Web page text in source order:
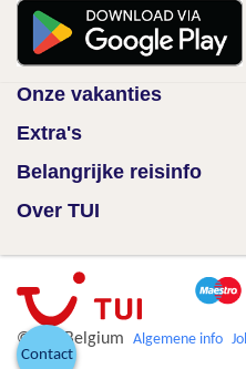
Onze vakanties
Extra's
Belangrijke reisinfo
Over TUI
© TUI Belgium Algemene info
Contact